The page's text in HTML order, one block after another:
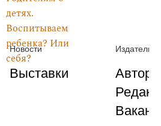
детях.
Воспитываем
ребенка? Или
себя?
Новости
Выставки